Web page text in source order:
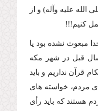
الله علیه وآله) و از
مبعوث نشده بود یا
خدا نیست. بلكه ما تمام این موارد را تصدیق مى كنیم اما رسالت پیامبر(صلى الله علیه وآله) در 1400 سال قبل در شهر مكه
قرآن نداریم و باید
مردم، خواسته هاى
هستند كه باید رأى